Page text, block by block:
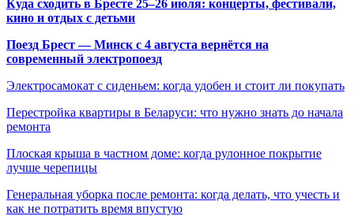
Куда сходить в Бресте 25–26 июля: концерты, фестивали,
кино и отдых с детьми
Поезд Брест — Минск с 4 августа вернётся на
современный электропоезд
Электросамокат с сиденьем: когда удобен и стоит ли покупать
Перестройка квартиры в Беларуси: что нужно знать до начала
ремонта
Плоская крыша в частном доме: когда рулонное покрытие
лучше черепицы
Генеральная уборка после ремонта: когда делать, что учесть и
как не потратить время впустую